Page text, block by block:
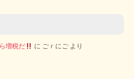
増税だ に ごｒにご より